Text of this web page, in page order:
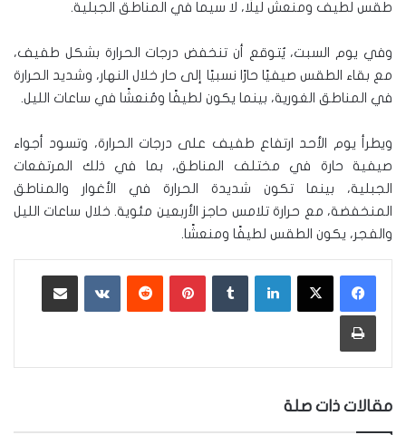
طقس لطيف ومنعش ليلًا، لا سيما في المناطق الجبلية.
وفي يوم السبت، يُتوقع أن تنخفض درجات الحرارة بشكل طفيف،
مع بقاء الطقس صيفيًا حارًا نسبيًا إلى حار خلال النهار، وشديد الحرارة
في المناطق الغورية، بينما يكون لطيفًا ومُنعشًا في ساعات الليل.
ويطرأ يوم الأحد ارتفاع طفيف على درجات الحرارة، وتسود أجواء
صيفية حارة في مختلف المناطق، بما في ذلك المرتفعات
الجبلية، بينما تكون شديدة الحرارة في الأغوار والمناطق
المنخفضة، مع حرارة تلامس حاجز الأربعين مئوية. خلال ساعات الليل
والفجر، يكون الطقس لطيفًا ومنعشًا.
لينكدإن بينتيريست ‏VKontakte
طباعة
مقالات ذات صلة